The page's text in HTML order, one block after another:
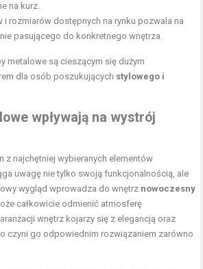
na kurz.
i rozmiarów dostępnych na rynku pozwala na
pasującego do konkretnego wnętrza.
metalowe są cieszącym się dużym
dla osób poszukujących stylowego i
wpływają na wystrój
z najchętniej wybieranych elementów
uwagę nie tylko swoją funkcjonalnością, ale
wygląd wprowadza do wnętrz nowoczesny
całkowicie odmienić atmosferę
wnętrz kojarzy się z elegancją oraz
czyni go odpowiednim rozwiązaniem zarówno